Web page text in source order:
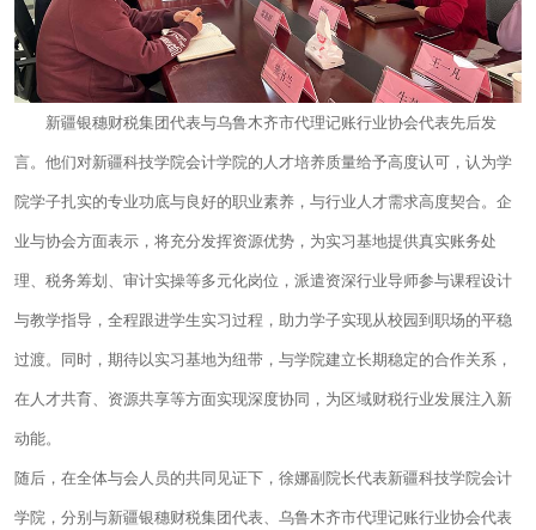
新疆银穗财税集团代表与乌鲁木齐市代理记账行业协会代表先后发
言。他们对新疆科技学院会计学院的人才培养质量给予高度认可，认为学
院学子扎实的专业功底与良好的职业素养，与行业人才需求高度契合。企
业与协会方面表示，将充分发挥资源优势，为实习基地提供真实账务处
理、税务筹划、审计实操等多元化岗位，派遣资深行业导师参与课程设计
与教学指导，全程跟进学生实习过程，助力学子实现从校园到职场的平稳
过渡。同时，期待以实习基地为纽带，与学院建立长期稳定的合作关系，
在人才共育、资源共享等方面实现深度协同，为区域财税行业发展注入新
动能。
随后，在全体与会人员的共同见证下，徐娜副院长代表新疆科技学院会计
学院，分别与新疆银穗财税集团代表、乌鲁木齐市代理记账行业协会代表